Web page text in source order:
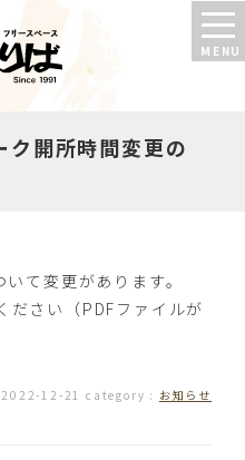
ク開所時間変更の
て変更があります。
ださい（PDFファイルが
2022-12-21 category : お知らせ